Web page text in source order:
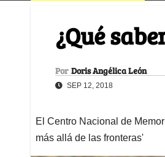
¿Qué
Por Doris Angélica León
SEP 12, 2018
El Centro Nacional de
más allá de las fronteras'